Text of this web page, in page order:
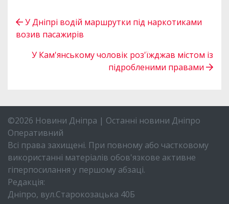
У Дніпрі водій маршрутки під наркотиками
возив пасажирів
У Кам'янському чоловік роз'їжджав містом із
підробленими правами
©2026 Новини Дніпра | Останні новини Дніпро
Оперативний
Всі права захищені. При повному або частковому
використанні матеріалів обов'язкове активне
гіперпосилання у першому абзаці.
Редакція:
Дніпро, вул.Старокозацька 40Б